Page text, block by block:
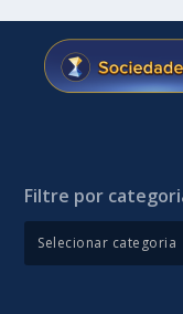
Filtre por